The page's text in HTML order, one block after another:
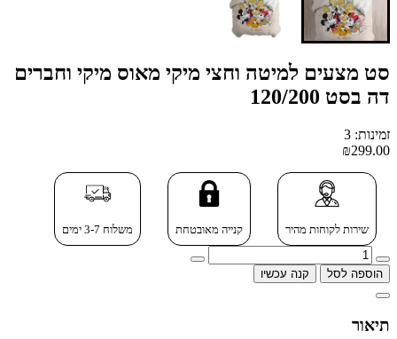
סט מצעים למיטה וחצי מיקי מאוס מיקי וחברים
דה בסט 120/200
זמינות: 3
₪299.00
שירות לקוחות מהיר קנייה מאובטחת משלוח 3-7 ימים
הוספה לסל קנה עכשיו
תיאור